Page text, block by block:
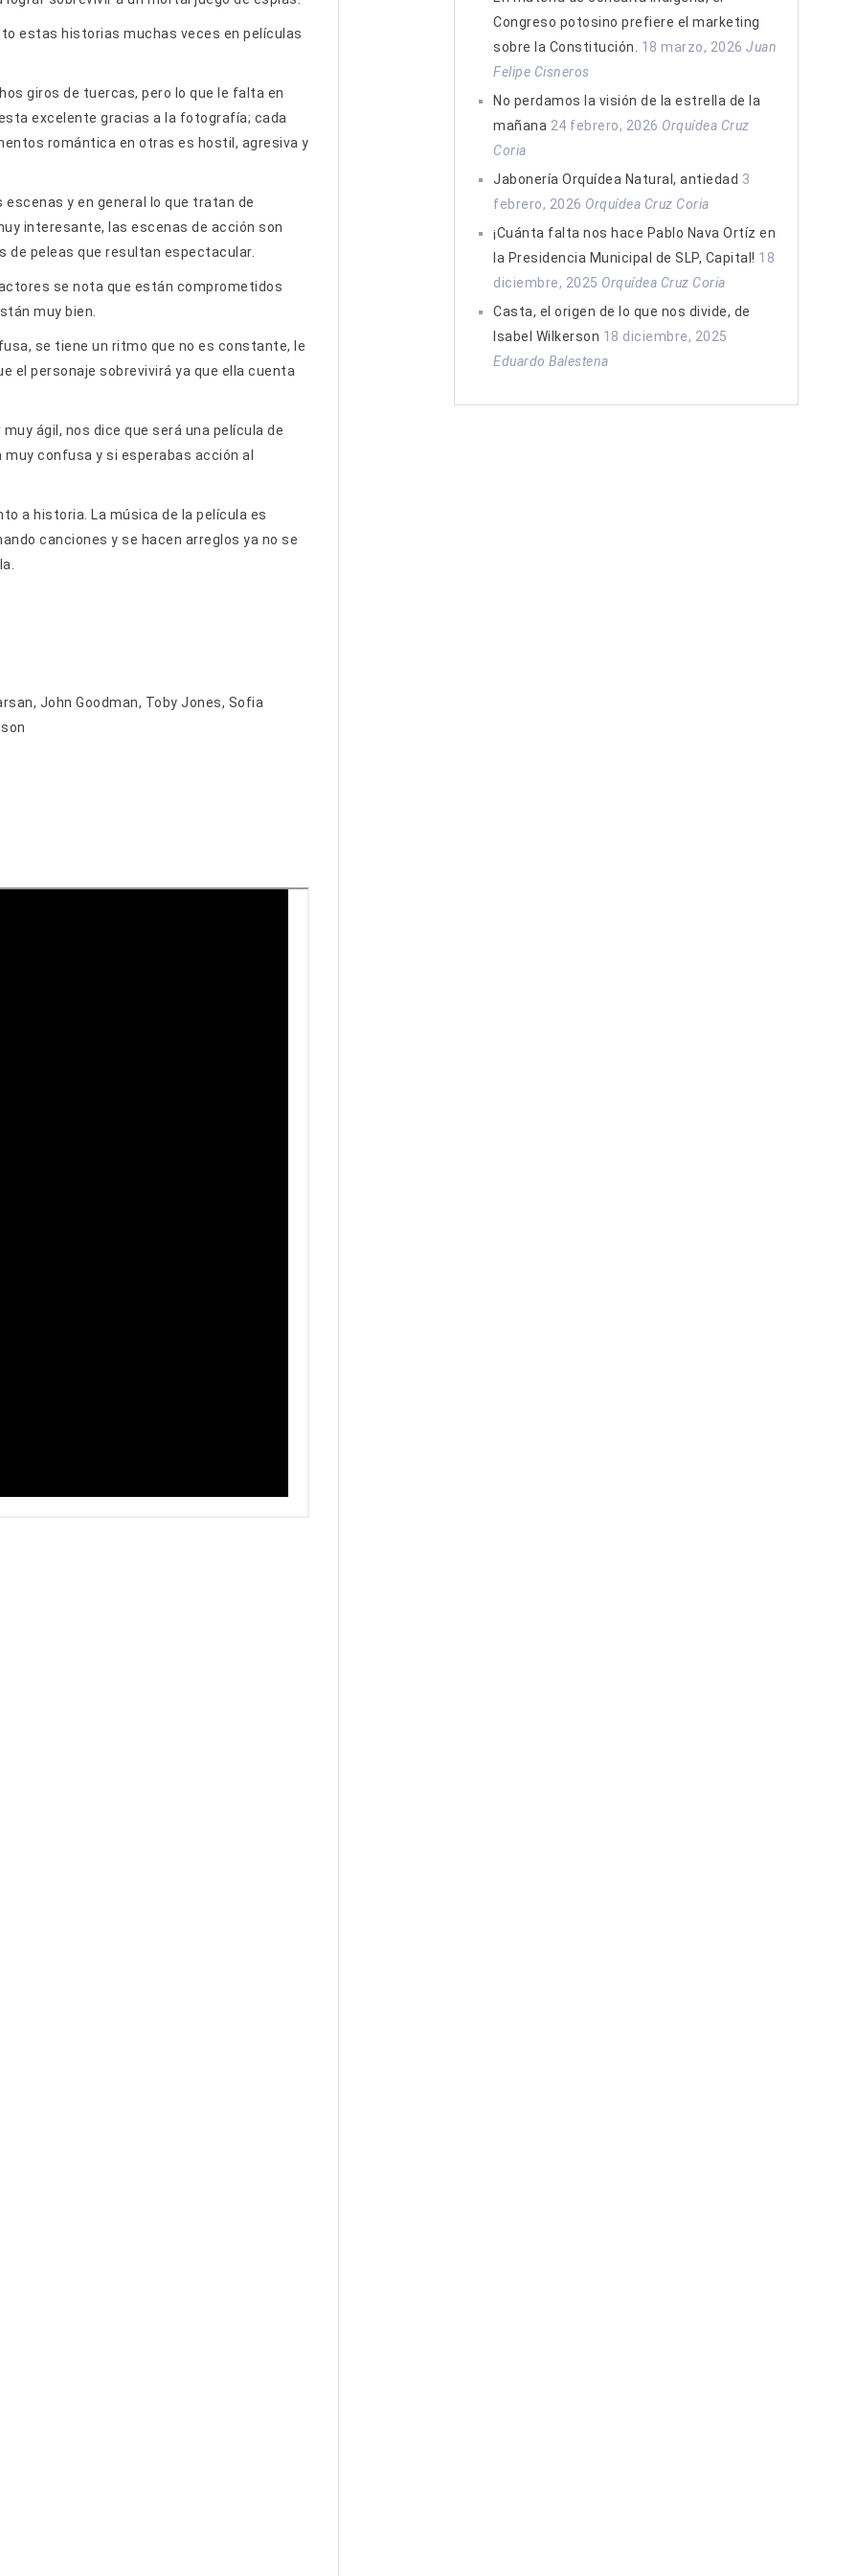
estas historias muchas veces en películas
giros de tuercas, pero lo que le falta en
excelente gracias a la fotografía; cada
romántica en otras es hostil, agresiva y
y en general lo que tratan de
interesante, las escenas de acción son
de peleas que resultan espectacular.
se nota que están comprometidos
muy bien.
se tiene un ritmo que no es constante, le
el personaje sobrevivirá ya que ella cuenta
ágil, nos dice que será una película de
confusa y si esperabas acción al
a historia. La música de la película es
canciones y se hacen arreglos ya no se
John Goodman, Toby Jones, Sofia
Congreso potosino prefiere el marketing
sobre la Constitución.
18 marzo, 2026 Juan
Felipe Cisneros
No perdamos la visión de la estrella de la
mañana 24 febrero, 2026 Orquídea Cruz
Coria
Jabonería Orquídea Natural, antiedad 3
febrero, 2026 Orquídea Cruz Coria
¡Cuánta falta nos hace Pablo Nava Ortíz en
la Presidencia Municipal de SLP, Capital! 18
diciembre, 2025 Orquídea Cruz Coria
Casta, el origen de lo que nos divide, de
Isabel Wilkerson 18 diciembre, 2025
Eduardo Balestena